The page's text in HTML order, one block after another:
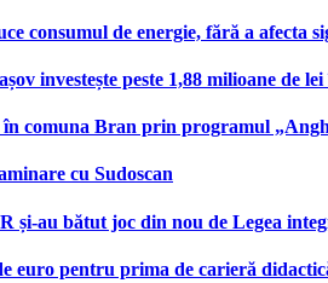
consumul de energie, fără a afecta
investește peste 1,88 milioane de
comuna Bran prin programul
cu Sudoscan
și-au bătut joc din nou de Legea
euro pentru prima de carieră